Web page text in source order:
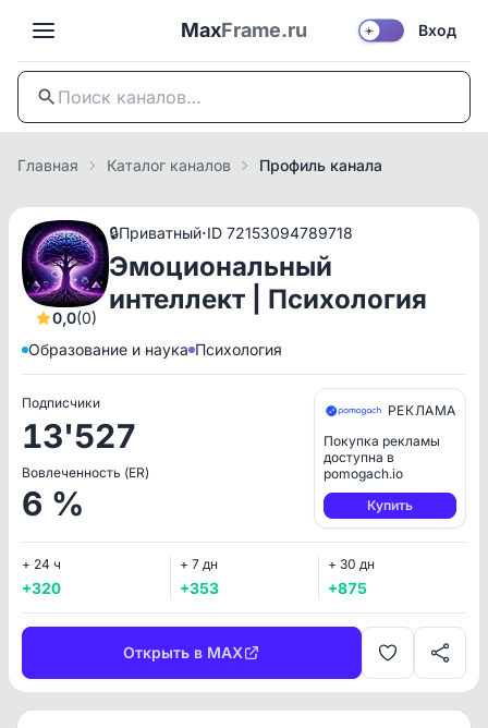
MaxFrame.ru ☀️ Вход
Главная Каталог каналов Профиль канала
0,0(0)
🔒Приватный·ID 72153094789718
Эмоциональный
интеллект | Психология
Образование и наука Психология
Подписчики
13'527
Вовлеченность (ER)
6 %
РЕКЛАМА
Покупка рекламы
доступна в
pomogach.io
Купить
+ 24 ч
+320
+ 7 дн
+353
+ 30 дн
+875
Открыть в MAX